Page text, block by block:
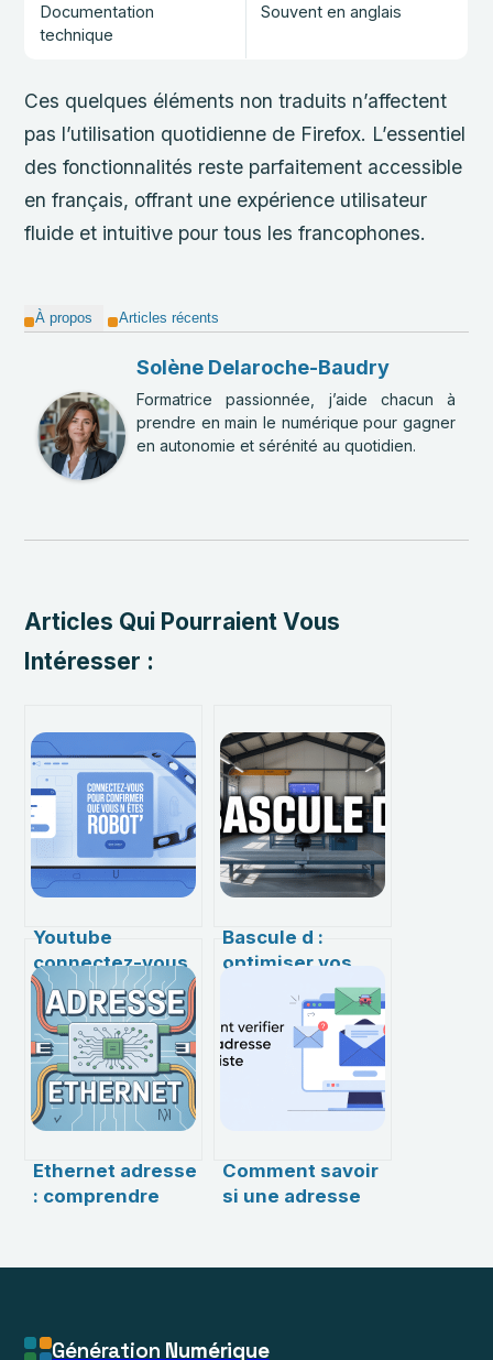
Documentation
technique
Souvent en anglais
Ces quelques éléments non traduits n’affectent
pas l’utilisation quotidienne de Firefox. L’essentiel
des fonctionnalités reste parfaitement accessible
en français, offrant une expérience utilisateur
fluide et intuitive pour tous les francophones.
À propos Articles récents
Solène Delaroche-Baudry
Formatrice passionnée, j’aide chacun à
prendre en main le numérique pour gagner
en autonomie et sérénité au quotidien.
Articles Qui Pourraient Vous
Intéresser :
Youtube
connectez-vous
pour confirmer
que vous n’êtes
pas un robot :
comprendre et
résoudre ce
message
Bascule d :
optimiser vos
installations
pour plus de
sécurité et de
performance
Ethernet adresse
: comprendre
les réseaux
Comment savoir
si une adresse
méthodes, outils
Génération Numérique